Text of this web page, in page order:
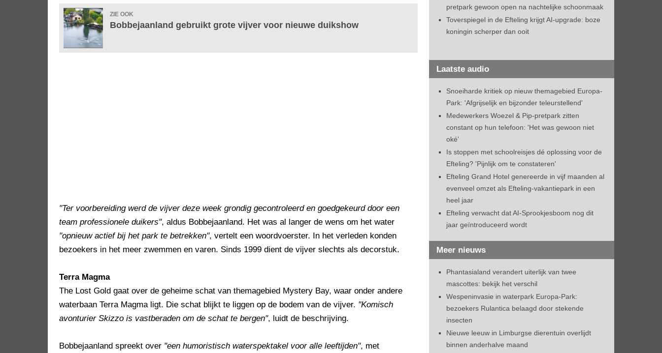
ZIE OOK
Bobbejaanland gebruikt grote vijver voor nieuwe duikshow
"Ter voorbereiding werd de vijver deze week grondig gecontroleerd en goedgekeurd door een
team professionele duikers", aldus Bobbejaanland. Het was al langer de wens om het water
"opnieuw actief bij het park te betrekken", vertelt een woordvoerster. In het verleden konden
bezoekers in het meer zwemmen en varen. Sinds 1999 dient de vijver slechts als decorstuk.
Terra Magma
The Lost Gold gaat over de geheime schat van themagebied Mystery Bay, waar onder andere
waterbaan Terra Magma ligt. Die schat blijkt te liggen op de bodem van de vijver. "Komisch
avonturier Skizzo is vastberaden om de schat te bergen", luidt de beschrijving.
Bobbejaanland spreekt over "een humoristisch waterspektakel voor alle leeftijden", met
pretpark gewoon open na nachtelijke schoonmaak
Toverspiegel in de Efteling krijgt AI-upgrade: boze
koningin scherper dan ooit
Laatste audio
Snoeiharde kritiek op nieuw themagebied Europa-
Park: 'Afgrijselijk en bijzonder teleurstellend'
Medewerkers Woezel & Pip-pretpark zitten
constant op hun telefoon: 'Het was gewoon niet
oké'
Is stoppen met schoolreisjes dé oplossing voor de
Efteling? 'Pijnlijk om te constateren'
Efteling Grand Hotel genereerde in vijf maanden al
evenveel omzet als Efteling-vakantiepark in een
heel jaar
Efteling verwacht dat AI-Sprookjesboom nog dit
jaar geïntroduceerd wordt
Meer nieuws
Phantasialand verandert uiterlijk van twee
mascottes: bekijk het verschil
Wespeninvasie in waterpark Europa-Park:
bezoekers Rulantica belaagd door stekende
insecten
Nieuwe leeuw in Limburgse dierentuin overlijdt
binnen anderhalve maand